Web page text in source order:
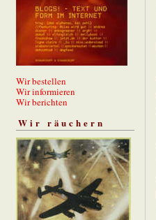
Wir bestellen
Wir informieren
Wir berichten
Wir räuchern